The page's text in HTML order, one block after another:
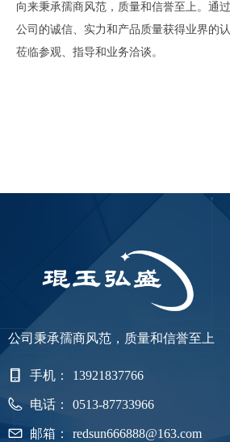
向来秉承孺商风范，质量和信誉至上。通
公司的诚信、实力和产品质量获得业界的
莅临参观、指导和业务洽谈。
手机： 13921837766
电话： 0513-87733966
邮箱： redsun666888@163.com
公司秉承孺商风范，质量和信誉至上